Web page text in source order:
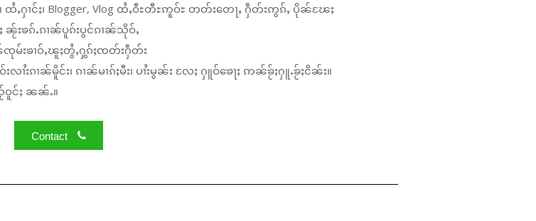
ထႆႇႁၢင်ႈ၊ Blogger, Vlog ထႆႇဝီႊတီႊဢူဝ်ႊ တတ်းတေႃႇ ႁဵတ်းဢွၵ်ႇ ပိုၼ်ၽႄႈ
းၶၵ်ႉၵၢၼ်ပူၵ်းပွင်ၵၢၼ်သိုဝ်ႇ
မ်းၶၢဝ်ႇၽူႈတွႆႇႁွၵ်ႈၸတ်းႁဵတ်း
ၢႆးၵၢၼ်မိူင်း၊ ၵၢၼ်မၢၵ်ႈမီး၊ ပၢႆးမွၼ်း လႄႈ ႁူဝ်ၶေႃႈ ဢၼ်ၶႂ်ႈႁူႉၶႂ်ႈငိၼ်း။
ဝူင်ႈ ၼၼ်ႉ။
Contact